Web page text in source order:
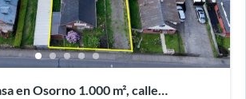
en Osorno 1.000 m², calle